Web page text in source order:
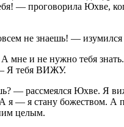
— проговорила Юхве,
не знаешь! —
А мне и не нужно тебя
Я тебя ВИЖУ.
— рассмеялся Юхве. Я
я — я стану божеством. А
целым.